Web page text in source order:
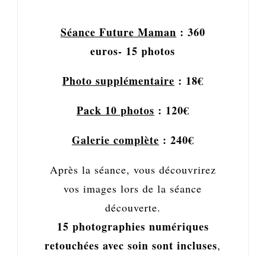
Séance Future Maman : 360
euros- 15 photos
Photo supplémentaire : 18€
Pack 10 photos : 120€
Galerie complète : 240€
Après la séance, vous découvrirez
vos images lors de la séance
découverte.
15 photographies numériques
retouchées avec soin sont incluses,